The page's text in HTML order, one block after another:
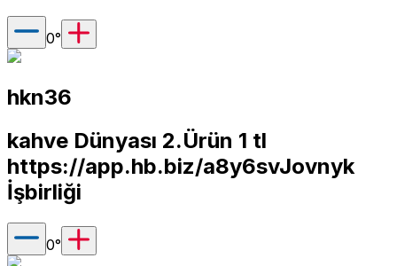
0°
hkn36
kahve Dünyası 2.Ürün 1 tl
https://app.hb.biz/a8y6svJovnyk
İşbirliği
0°